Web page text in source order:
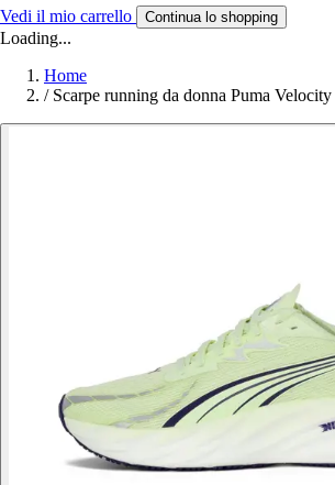
Vedi il mio carrello Continua lo shopping
Loading...
Home
/ Scarpe running da donna Puma